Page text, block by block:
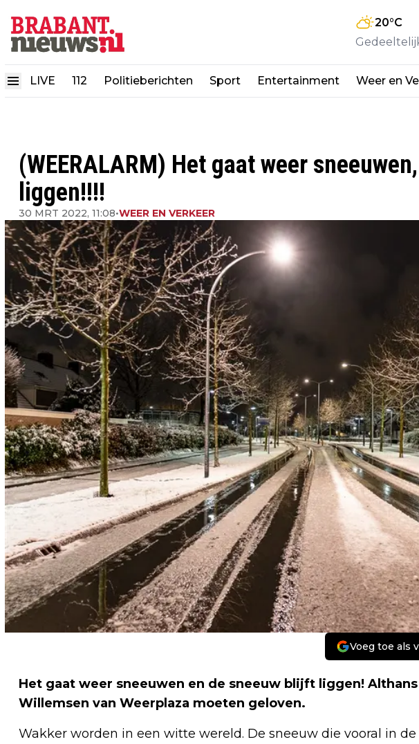
20°C
LIVE 112 Politieberichten Sport Entertainment Weer en
(WEERALARM) Het gaat weer
liggen!!!!
30 MRT 2022, 11:08•WEER EN VERKEER
Voeg toe als
Het gaat weer sneeuwen en de sneeuw blijft liggen!
Willemsen van Weerplaza moeten geloven.
Wakker worden in een witte wereld. De sneeuw die vooral in